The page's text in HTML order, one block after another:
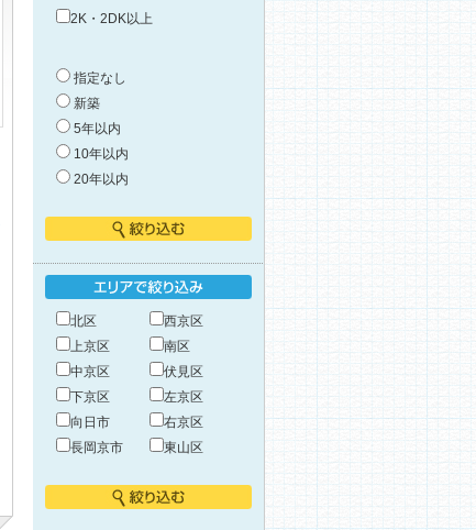
2K・2DK以上
指定なし
新築
5年以内
10年以内
20年以内
北区
西京区
上京区
南区
中京区
伏見区
下京区
左京区
向日市
右京区
長岡京市
東山区